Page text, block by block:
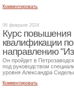
Комментировать
06 февраля 2024
Курс повышения
квалификации по
направлению
Он пройдет в
под руководством
уровня Александра
Комментировать